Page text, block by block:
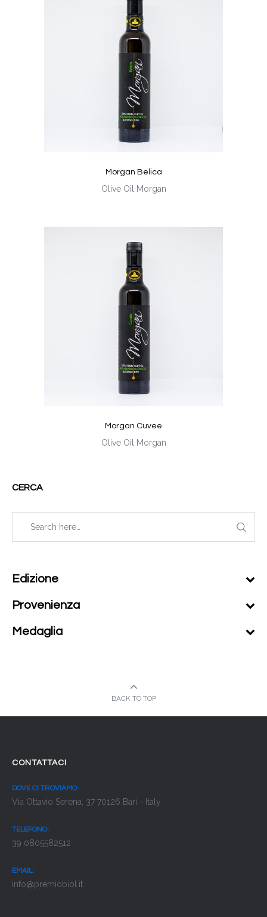
Morgan Belica
Olive Oil Morgan
Morgan Cuvee
Olive Oil Morgan
CERCA
Edizione
Provenienza
Medaglia
BACK TO TOP
CONTATTACI
DOVE CI TROVIAMO:
Via Ottavio Serena, 37 70126 Bari - Italy
TELEFONO:
39 0805582512
EMAIL:
info@premiobiol.it